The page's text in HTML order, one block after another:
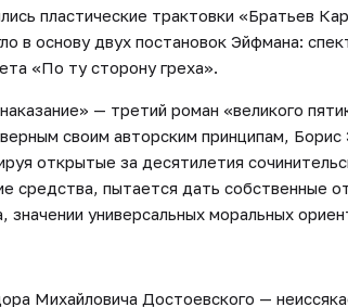
пластические трактовки «Братьев
в основу двух постановок Эйфмана:
«По ту сторону греха».
— третий роман «великого
своим авторским принципам,
открытые за десятилетия
средства, пытается дать собственные
значении универсальных моральных
Михайловича Достоевского —